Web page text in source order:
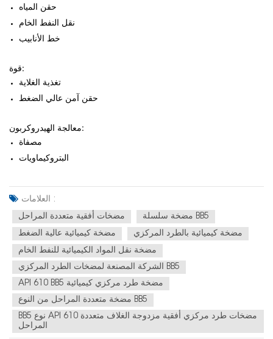
حقن المياه
نقل النفط الخام
خط الأنابيب
قوة:
تغذية الغلاية
حقن آمن عالي الضغط
معالجة الهيدروكربون:
مصفاة
البتروكيماويات
العلامات :
مضخات أفقية متعددة المراحل
مضخة سلسلة BB5
مضخة كيميائية عالية الضغط
مضخة كيميائية بالطرد المركزي
مضخة نقل المواد الكيميائية للنفط الخام
الشركة المصنعة لمضخات الطرد المركزي BB5
API 610 BB5 مضخة طرد مركزي كيميائية
مضخة متعددة المراحل من النوع BB5
BB5 نوع API 610 مضخات طرد مركزي أفقية مزدوجة الغلاف متعددة
المراحل